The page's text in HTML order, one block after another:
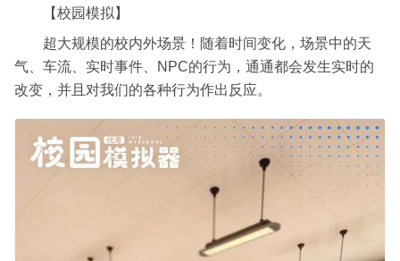
【校园模拟】
超大规模的校内外场景！随着时间变化，场景中的天
气、车流、实时事件、NPC的行为，通通都会发生实时的
改变，并且对我们的各种行为作出反应。